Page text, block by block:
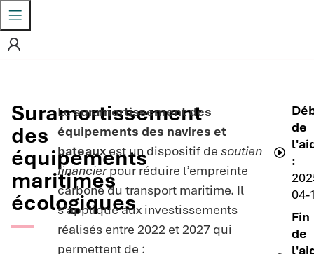
Suramortissement
des
équipements
maritimes
écologiques
Lesuramortissement des
équipements des navires et
bateauxest un dispositif de soutien
financierpour réduire l’empreinte
carbone du transport maritime. Il
s’applique aux investissements
réalisés entre 2022 et 2027 qui
permettent de :
de
:
04-
Fin
de